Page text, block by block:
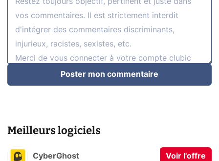
Poster mon commentaire
Meilleurs logiciels
CyberGhost Voir l'offre